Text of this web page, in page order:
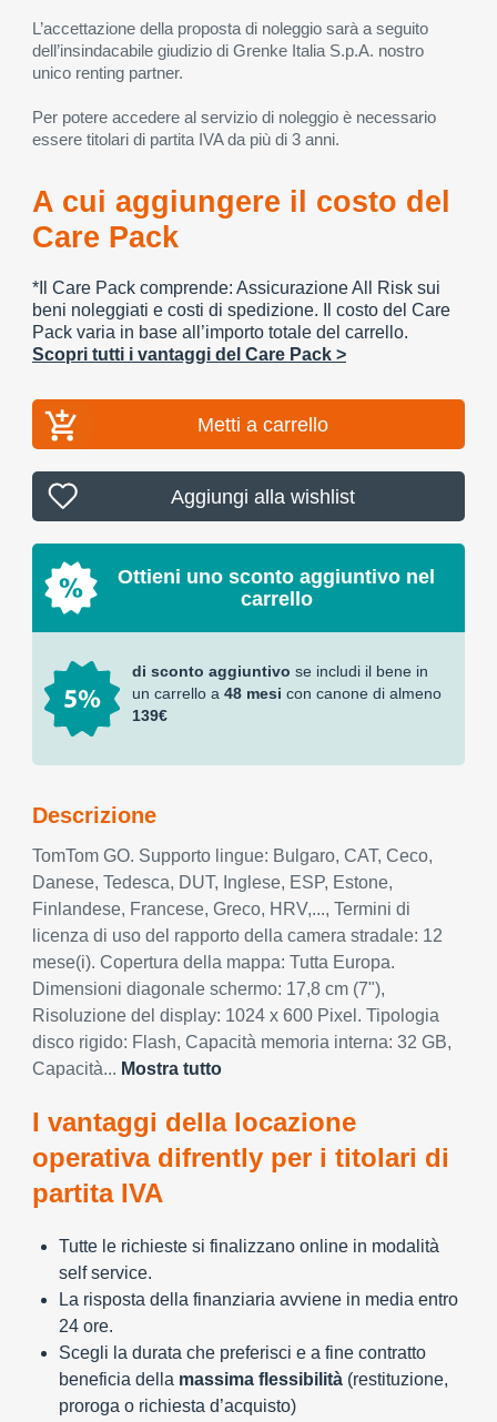
L’accettazione della proposta di noleggio sarà a seguito
dell’insindacabile giudizio di Grenke Italia S.p.A. nostro
unico renting partner.
Per potere accedere al servizio di noleggio è necessario
essere titolari di partita IVA da più di 3 anni.
A cui aggiungere il costo del
Care Pack
*Il Care Pack comprende: Assicurazione All Risk sui
beni noleggiati e costi di spedizione. Il costo del Care
Pack varia in base all’importo totale del carrello.
Scopri tutti i vantaggi del Care Pack >
Metti a carrello
Aggiungi alla wishlist
Ottieni uno sconto aggiuntivo nel
carrello
di sconto aggiuntivo se includi il bene in
un carrello a 48 mesi con canone di almeno
139€
Descrizione
TomTom GO. Supporto lingue: Bulgaro, CAT, Ceco,
Danese, Tedesca, DUT, Inglese, ESP, Estone,
Finlandese, Francese, Greco, HRV,..., Termini di
licenza di uso del rapporto della camera stradale: 12
mese(i). Copertura della mappa: Tutta Europa.
Dimensioni diagonale schermo: 17,8 cm (7"),
Risoluzione del display: 1024 x 600 Pixel. Tipologia
disco rigido: Flash, Capacità memoria interna: 32 GB,
Capacità... Mostra tutto
I vantaggi della locazione
operativa difrently per i titolari di
partita IVA
Tutte le richieste si finalizzano online in modalità
self service.
La risposta della finanziaria avviene in media entro
24 ore.
Scegli la durata che preferisci e a fine contratto
beneficia della massima flessibilità (restituzione,
proroga o richiesta d’acquisto)